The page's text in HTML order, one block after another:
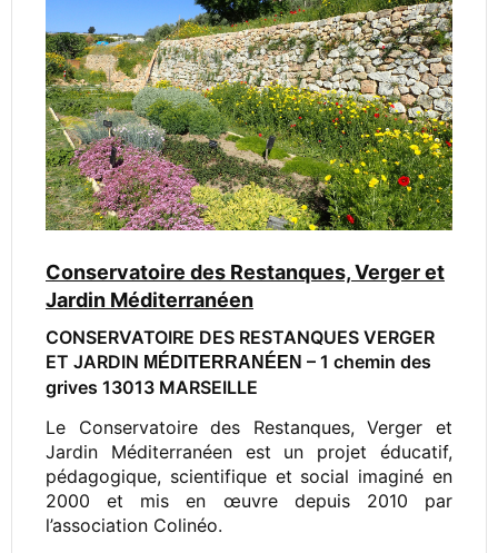
Conservatoire des Restanques, Verger et
Jardin Méditerranéen
CONSERVATOIRE DES RESTANQUES VERGER
ET JARDIN MÉDITERRANÉEN – 1 chemin des
grives 13013 MARSEILLE
Le Conservatoire des Restanques, Verger et
Jardin Méditerranéen est un projet éducatif,
pédagogique, scientifique et social imaginé en
2000 et mis en œuvre depuis 2010 par
l’association Colinéo.